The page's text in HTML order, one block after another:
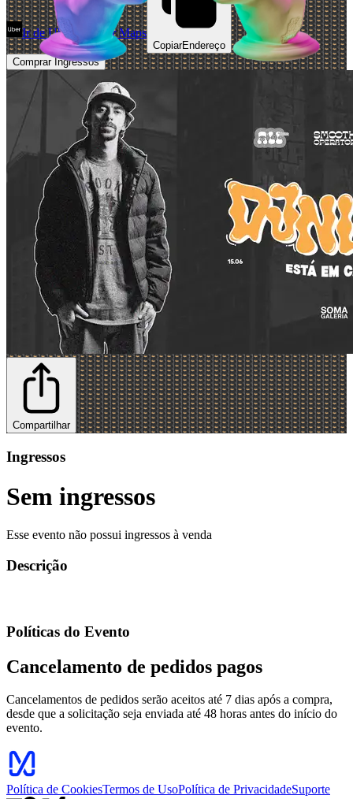
Ir de Uber Abrir Maps
CopiarEndereço
Comprar Ingressos
Compartilhar
Ingressos
Sem ingressos
Esse evento não possui ingressos à venda
Descrição
Políticas do Evento
Cancelamento de pedidos pagos
Cancelamentos de pedidos serão aceitos até 7 dias após a compra,
desde que a solicitação seja enviada até 48 horas antes do início do
evento.
Política de CookiesTermos de UsoPolítica de PrivacidadeSuporte